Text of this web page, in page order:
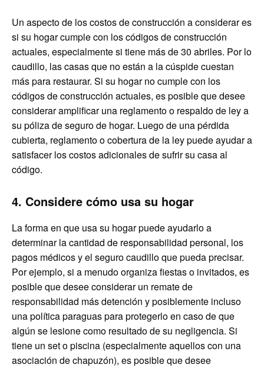
Un aspecto de los costos de construcción a considerar es
si su hogar cumple con los códigos de construcción
actuales, especialmente si tiene más de 30 abriles. Por lo
caudillo, las casas que no están a la cúspide cuestan
más para restaurar. Si su hogar no cumple con los
códigos de construcción actuales, es posible que desee
considerar amplificar una reglamento o respaldo de ley a
su póliza de seguro de hogar. Luego de una pérdida
cubierta, reglamento o cobertura de la ley puede ayudar a
satisfacer los costos adicionales de sufrir su casa al
código.
4. Considere cómo usa su hogar
La forma en que usa su hogar puede ayudarlo a
determinar la cantidad de responsabilidad personal, los
pagos médicos y el seguro caudillo que pueda precisar.
Por ejemplo, si a menudo organiza fiestas o invitados, es
posible que desee considerar un remate de
responsabilidad más detención y posiblemente incluso
una política paraguas para protegerlo en caso de que
algún se lesione como resultado de su negligencia. Si
tiene un set o piscina (especialmente aquellos con una
asociación de chapuzón), es posible que desee